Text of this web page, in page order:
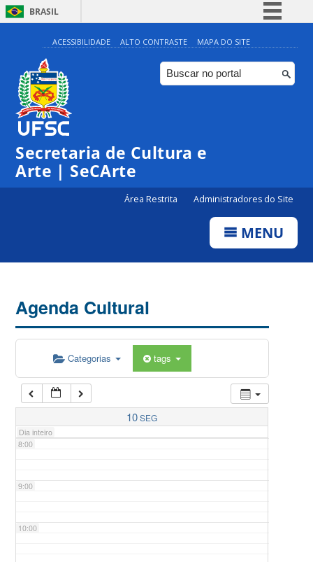
BRASIL
Simplifique!
Comunica BR
Participe
ACESSIBILIDADE ALTO CONTRASTE MAPA DO SITE
Secretaria de Cultura e
Arte | SeCArte
Área Restrita Administradores do Site
MENU
Agenda Cultural
Categorias tags
10SEG
Dia inteiro
0:00
1:00
5:00
7:00
8:00
9:00
10:00